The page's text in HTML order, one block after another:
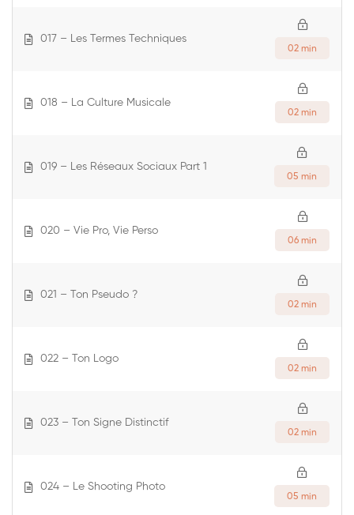
017 – Les Termes Techniques
02 min
018 – La Culture Musicale
02 min
019 – Les Réseaux Sociaux Part 1
05 min
020 – Vie Pro, Vie Perso
06 min
021 – Ton Pseudo ?
02 min
022 – Ton Logo
02 min
023 – Ton Signe Distinctif
02 min
024 – Le Shooting Photo
05 min